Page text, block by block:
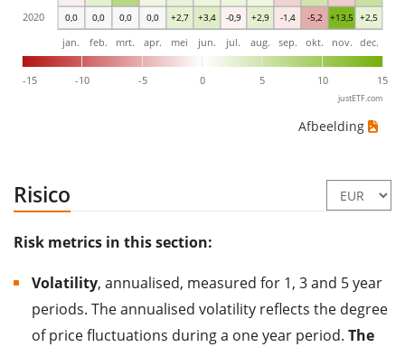
0,0 0,0 0,0 0,0 +2,7 +3,4 -0,9 +2,9 -1,4 -5,2 +13,5 +2,5
-15 -10 -5 0 5 10 15
jan. feb. mrt. apr. mei jun. jul. aug. sep. okt. nov. dec.
2020
justETF.com
Afbeelding
Risico
Risk metrics in this section:
Volatility, annualised, measured for 1, 3 and 5 year
periods. The annualised volatility reflects the degree
of price fluctuations during a one year period. The